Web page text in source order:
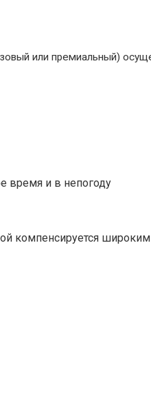
или премиальный)
время и в непогоду
компенсируется широким